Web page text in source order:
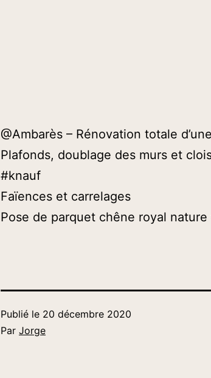
@Ambarès – Rénovation totale
Plafonds, doublage des murs et
#knauf
Faïences et carrelages
Pose de parquet chêne royal
Publié le 20 décembre 2020
Par Jorge